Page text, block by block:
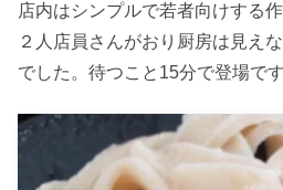
店内はシンプルで若者向けする
２人店員さんがおり厨房は見え
でした。待つこと15分で登場です